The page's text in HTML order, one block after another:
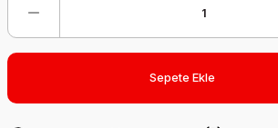
Sepete Ekle